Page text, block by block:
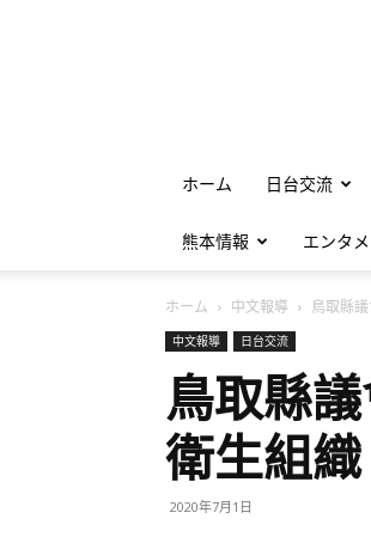
ホーム 日台交流
熊本情報 エンタ
ホーム 中文報導 鳥取縣
中文報導 日台交流
鳥取縣
衛生組織
2020年7月1日